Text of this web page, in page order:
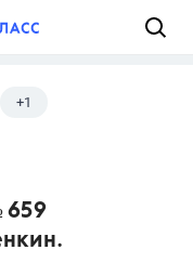
+1
659